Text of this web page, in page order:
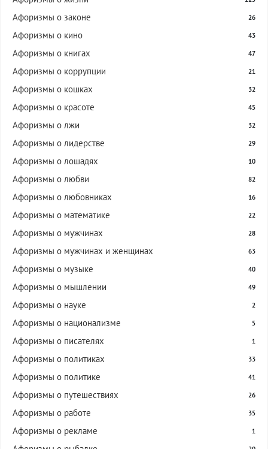
Афоризмы о законе 26
Афоризмы о кино 43
Афоризмы о книгах 47
Афоризмы о коррупции 21
Афоризмы о кошках 32
Афоризмы о красоте 45
Афоризмы о лжи 32
Афоризмы о лидерстве 29
Афоризмы о лошадях 10
Афоризмы о любви 82
Афоризмы о любовниках 16
Афоризмы о математике 22
Афоризмы о мужчинах 28
Афоризмы о мужчинах и женщинах 63
Афоризмы о музыке 40
Афоризмы о мышлении 49
Афоризмы о науке 2
Афоризмы о национализме 5
Афоризмы о писателях 1
Афоризмы о политиках 33
Афоризмы о политике 41
Афоризмы о путешествиях 26
Афоризмы о работе 35
Афоризмы о рекламе 1